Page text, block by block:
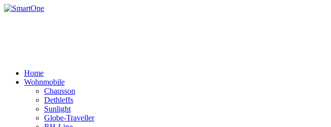
Home
Wohnmobile
Chausson
Dethleffs
Sunlight
Globe-Traveller